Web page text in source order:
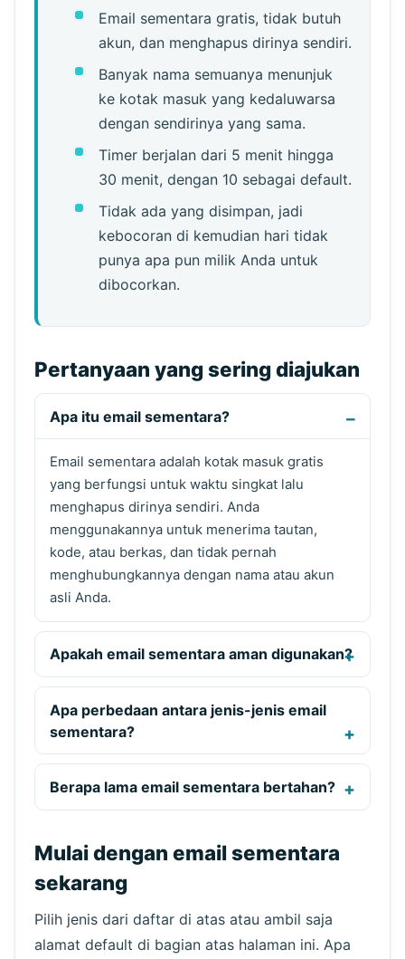
Email sementara gratis, tidak butuh
akun, dan menghapus dirinya sendiri.
Banyak nama semuanya menunjuk
ke kotak masuk yang kedaluwarsa
dengan sendirinya yang sama.
Timer berjalan dari 5 menit hingga
30 menit, dengan 10 sebagai default.
Tidak ada yang disimpan, jadi
kebocoran di kemudian hari tidak
punya apa pun milik Anda untuk
dibocorkan.
Pertanyaan yang sering diajukan
Apa itu email sementara?
Email sementara adalah kotak masuk gratis
yang berfungsi untuk waktu singkat lalu
menghapus dirinya sendiri. Anda
menggunakannya untuk menerima tautan,
kode, atau berkas, dan tidak pernah
menghubungkannya dengan nama atau akun
asli Anda.
Apakah email sementara aman digunakan?
Apa perbedaan antara jenis-jenis email
sementara?
Berapa lama email sementara bertahan?
Mulai dengan email sementara
sekarang
Pilih jenis dari daftar di atas atau ambil saja
alamat default di bagian atas halaman ini. Apa